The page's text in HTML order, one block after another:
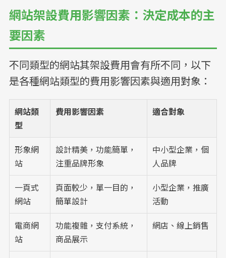
網站架設費用影響因素：決定成本的主
要因素
不同類型的網站其架設費用會有所不同，以下
是各種網站類型的費用影響因素與適用對象：
網站類
型
費用影響因素 適合對象
形象網
站
設計精美，功能簡單，
注重品牌形象
中小型企業，個
人品牌
一頁式
網站
頁面較少，單一目的，
簡單設計
小型企業，推廣
活動
電商網
站
功能複雜，支付系統，
商品展示
網店、線上銷售